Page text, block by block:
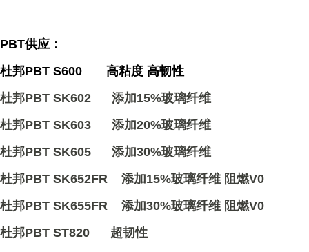
PBT供应：
杜邦PBT S600 高粘度 高韧性
杜邦PBT SK602 添加15%玻璃纤维
杜邦PBT SK603 添加20%玻璃纤维
杜邦PBT SK605 添加30%玻璃纤维
杜邦PBT SK652FR 添加15%玻璃纤维 阻燃V0
杜邦PBT SK655FR 添加30%玻璃纤维 阻燃V0
杜邦PBT ST820 超韧性